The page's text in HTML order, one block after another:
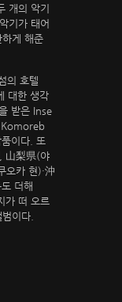
개의 악기
기가 태어
게 해준
의 호텔
대한 생각
받은 Inse
Komoreb
이다. 또
山梨県(야
카 현)・沖
더해
가 떠 오르
이다.